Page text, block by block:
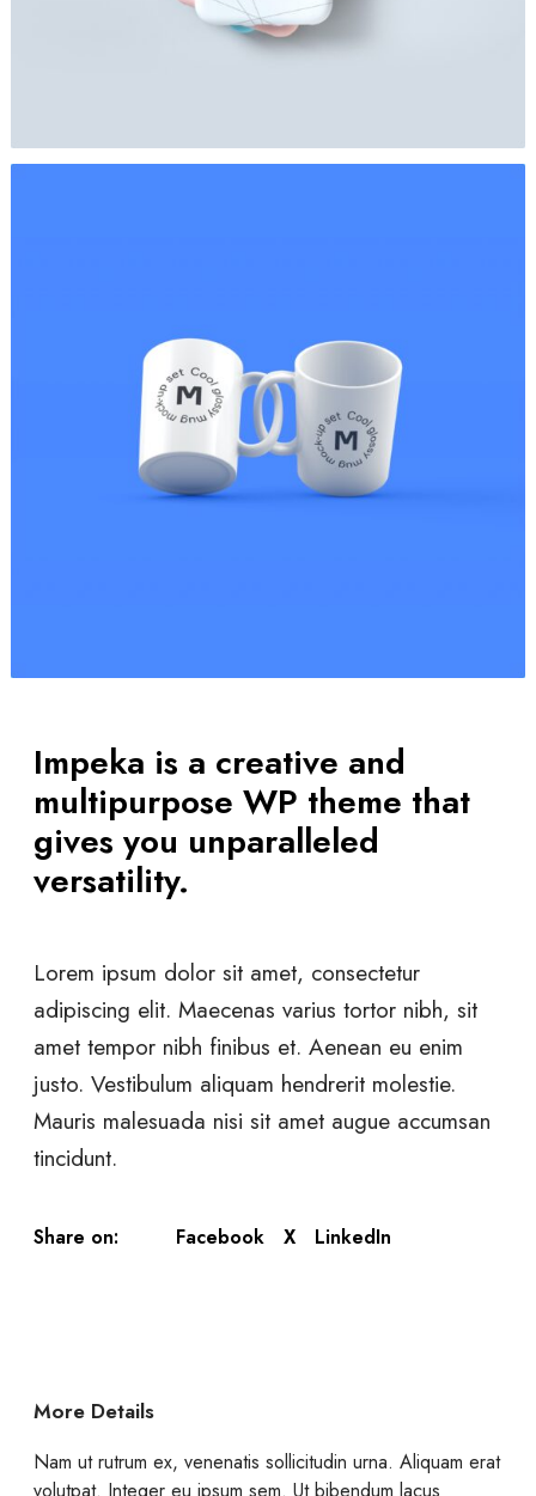
Impeka is a creative and
multipurpose WP theme that
gives you unparalleled
versatility.
Lorem ipsum dolor sit amet, consectetur
adipiscing elit. Maecenas varius tortor nibh, sit
amet tempor nibh finibus et. Aenean eu enim
justo. Vestibulum aliquam hendrerit molestie.
Mauris malesuada nisi sit amet augue accumsan
tincidunt.
Share on: Facebook X LinkedIn
More Details
Nam ut rutrum ex, venenatis sollicitudin urna. Aliquam erat